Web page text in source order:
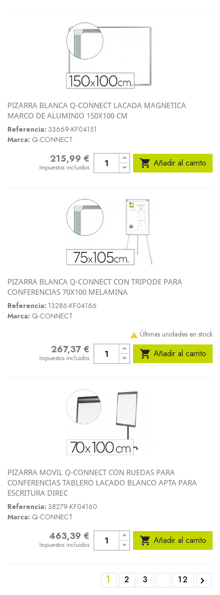
PIZARRA BLANCA Q-CONNECT LACADA MAGNETICA
MARCO DE ALUMINIO 150X100 CM
Referencia: 33669-KF04151
Marca: Q-CONNECT
Precio215,99 €
Impuestos incluidos  Añadir al carrito
PIZARRA BLANCA Q-CONNECT CON TRIPODE PARA
CONFERENCIAS 70X100 MELAMINA
Referencia: 13286-KF04166
Marca: Q-CONNECT
 Últimas unidades en stock
Precio267,37 €
Impuestos incluidos  Añadir al carrito
PIZARRA MOVIL Q-CONNECT CON RUEDAS PARA
CONFERENCIAS TABLERO LACADO BLANCO APTA PARA
ESCRITURA DIREC
Referencia: 38279-KF04160
Marca: Q-CONNECT
Precio
463,39 €
Impuestos incluidos  Añadir al carrito
1 2 3 12 